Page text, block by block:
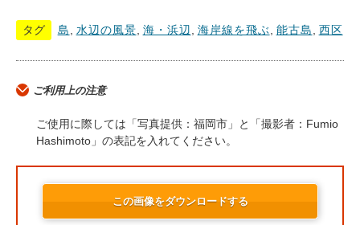
タグ 島 水辺の風景 海・浜辺 海岸線を飛ぶ 能古島 西区
ご利用上の注意
ご使用に際しては「写真提供：福岡市」と「撮影者：Fumio
Hashimoto」の表記を入れてください。
この画像をダウンロードする